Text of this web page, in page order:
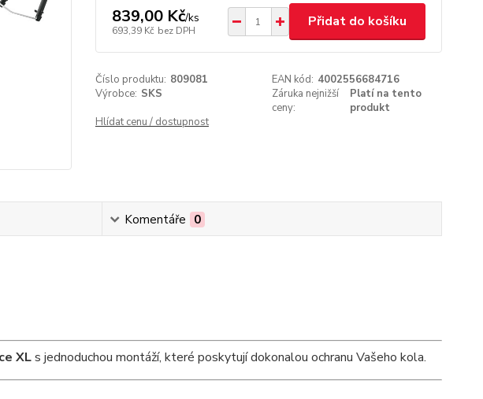
839,00 Kč/ks
693,39 Kč bez DPH
Přidat do košíku
Číslo produktu: 809081 EAN kód: 4002556684716
Výrobce: SKS
Záruka nejnižší
ceny:
Platí na tento
produkt
Hlídat cenu / dostupnost
Komentáře 0
XLs jednoduchou montáží, které poskytují dokonalou ochranu Vašeho kola.